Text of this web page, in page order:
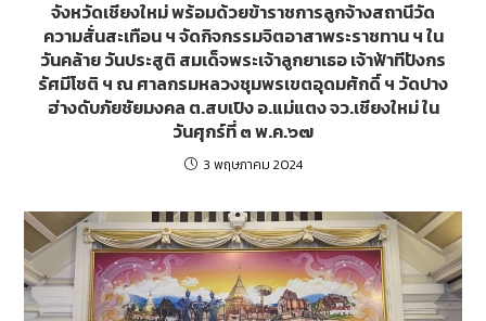
จังหวัดเชียงใหม่ พร้อมด้วยข้าราชการลูกจ้างสถานีวัด
ความสั่นสะเทือน ฯ จัดกิจกรรมจิตอาสาพระราชทาน ฯ ใน
วันคล้าย วันประสูติ สมเด็จพระเจ้าลูกยาเธอ เจ้าฟ้าทีปังกร
รัศมีโชติ ฯ ณ ศาลกรมหลวงชุมพรเขตอุดมศักดิ์ ฯ วัดปาง
ฮ่างดับภัยชัยมงคล ต.สบเปิง อ.แม่แตง จว.เชียงใหม่ ใน
วันศุกร์ที่ ๓ พ.ค.๖๗
3 พฤษภาคม 2024